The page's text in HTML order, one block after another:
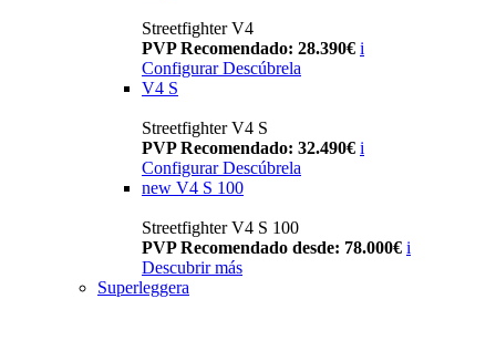
Streetfighter V4
PVP Recomendado: 28.390€ i
Configurar Descúbrela
V4 S
Streetfighter V4 S
PVP Recomendado: 32.490€ i
Configurar Descúbrela
new V4 S 100
Streetfighter V4 S 100
PVP Recomendado desde: 78.000€ i
Descubrir más
Superleggera